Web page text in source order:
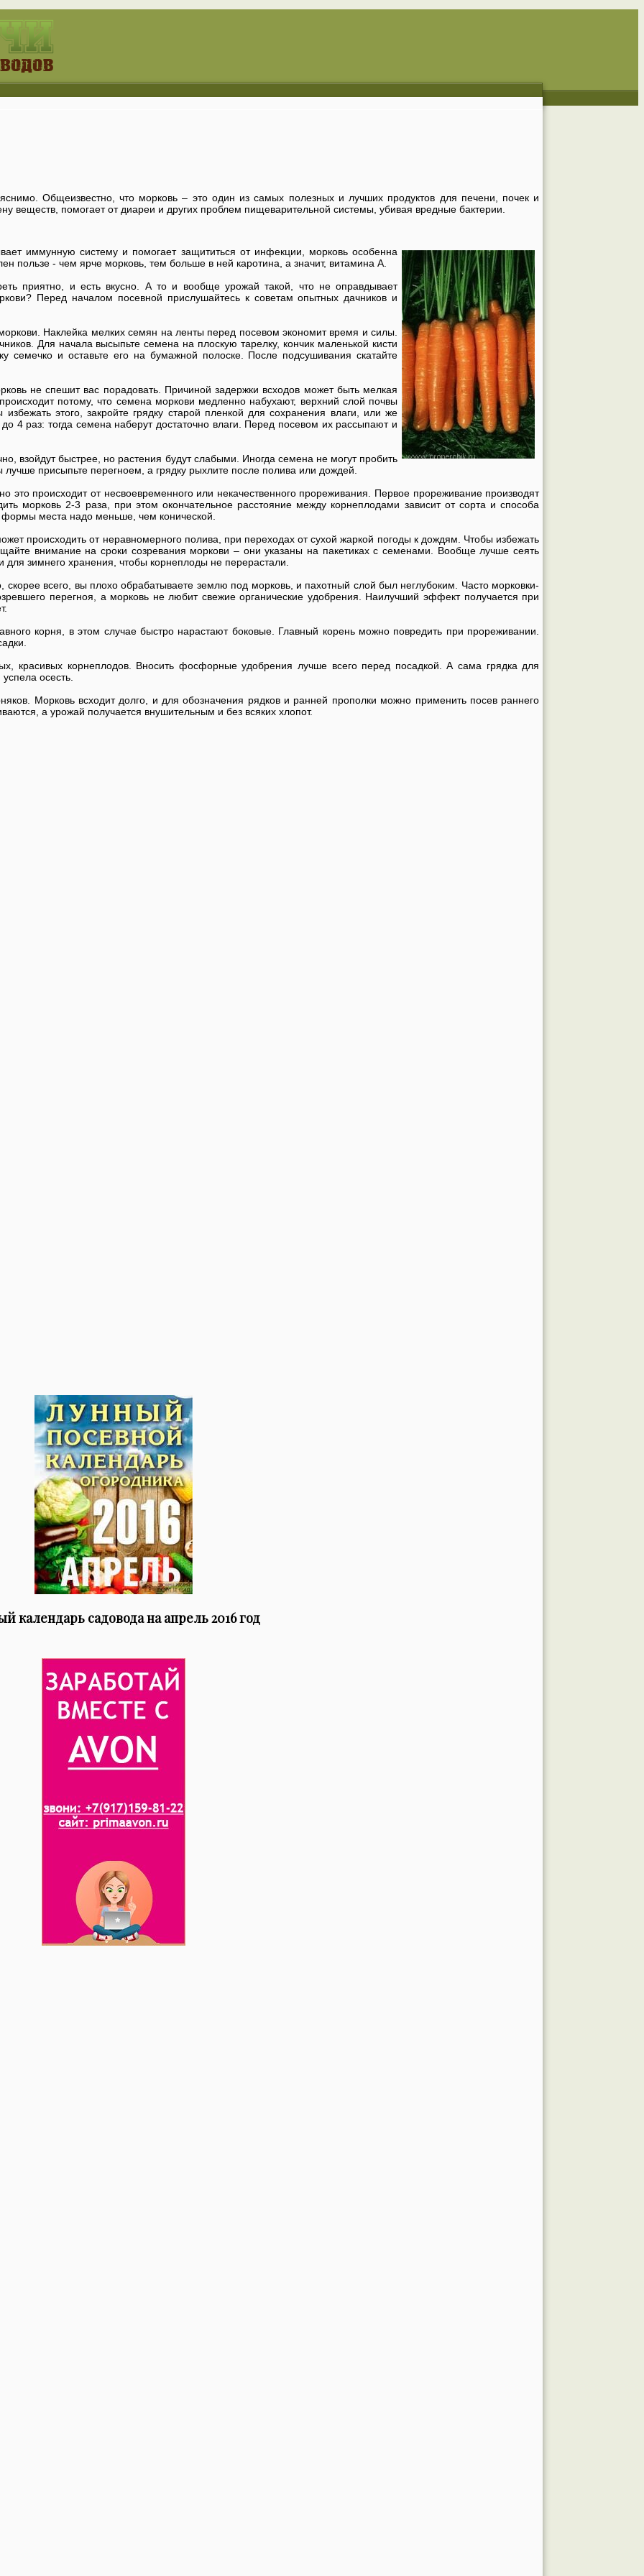
Общеизвестно, что морковь – это один из самых полезных и лучших продуктов для печени, почек и
веществ, помогает от диареи и других проблем пищеварительной системы, убивая вредные бактерии.
иммунную систему и помогает защититься от инфекции, морковь особенна
пользе - чем ярче морковь, тем больше в ней каротина, а значит, витамина А.
приятно, и есть вкусно. А то и вообще урожай такой, что не оправдывает
Перед началом посевной прислушайтесь к советам опытных дачников и
Наклейка мелких семян на ленты перед посевом экономит время и силы.
Для начала высыпьте семена на плоскую тарелку, кончик маленькой кисти
семечко и оставьте его на бумажной полоске. После подсушивания скатайте
не спешит вас порадовать. Причиной задержки всходов может быть мелкая
потому, что семена моркови медленно набухают, верхний слой почвы
этого, закройте грядку старой пленкой для сохранения влаги, или же
4 раз: тогда семена наберут достаточно влаги. Перед посевом их рассыпают и
взойдут быстрее, но растения будут слабыми. Иногда семена не могут пробить
присыпьте перегноем, а грядку рыхлите после полива или дождей.
происходит от несвоевременного или некачественного прореживания. Первое прореживание производят
морковь 2-3 раза, при этом окончательное расстояние между корнеплодами зависит от сорта и способа
места надо меньше, чем конической.
происходить от неравномерного полива, при переходах от сухой жаркой погоды к дождям. Чтобы избежать
внимание на сроки созревания моркови – они указаны на пакетиках с семенами. Вообще лучше сеять
для зимнего хранения, чтобы корнеплоды не перерастали.
всего, вы плохо обрабатываете землю под морковь, и пахотный слой был неглубоким. Часто морковки-
перегноя, а морковь не любит свежие органические удобрения. Наилучший эффект получается при
корня, в этом случае быстро нарастают боковые. Главный корень можно повредить при прореживании.
красивых корнеплодов. Вносить фосфорные удобрения лучше всего перед посадкой. А сама грядка для
осесть.
Морковь всходит долго, и для обозначения рядков и ранней прополки можно применить посев раннего
а урожай получается внушительным и без всяких хлопот.
календарь садовода на апрель 2016 год